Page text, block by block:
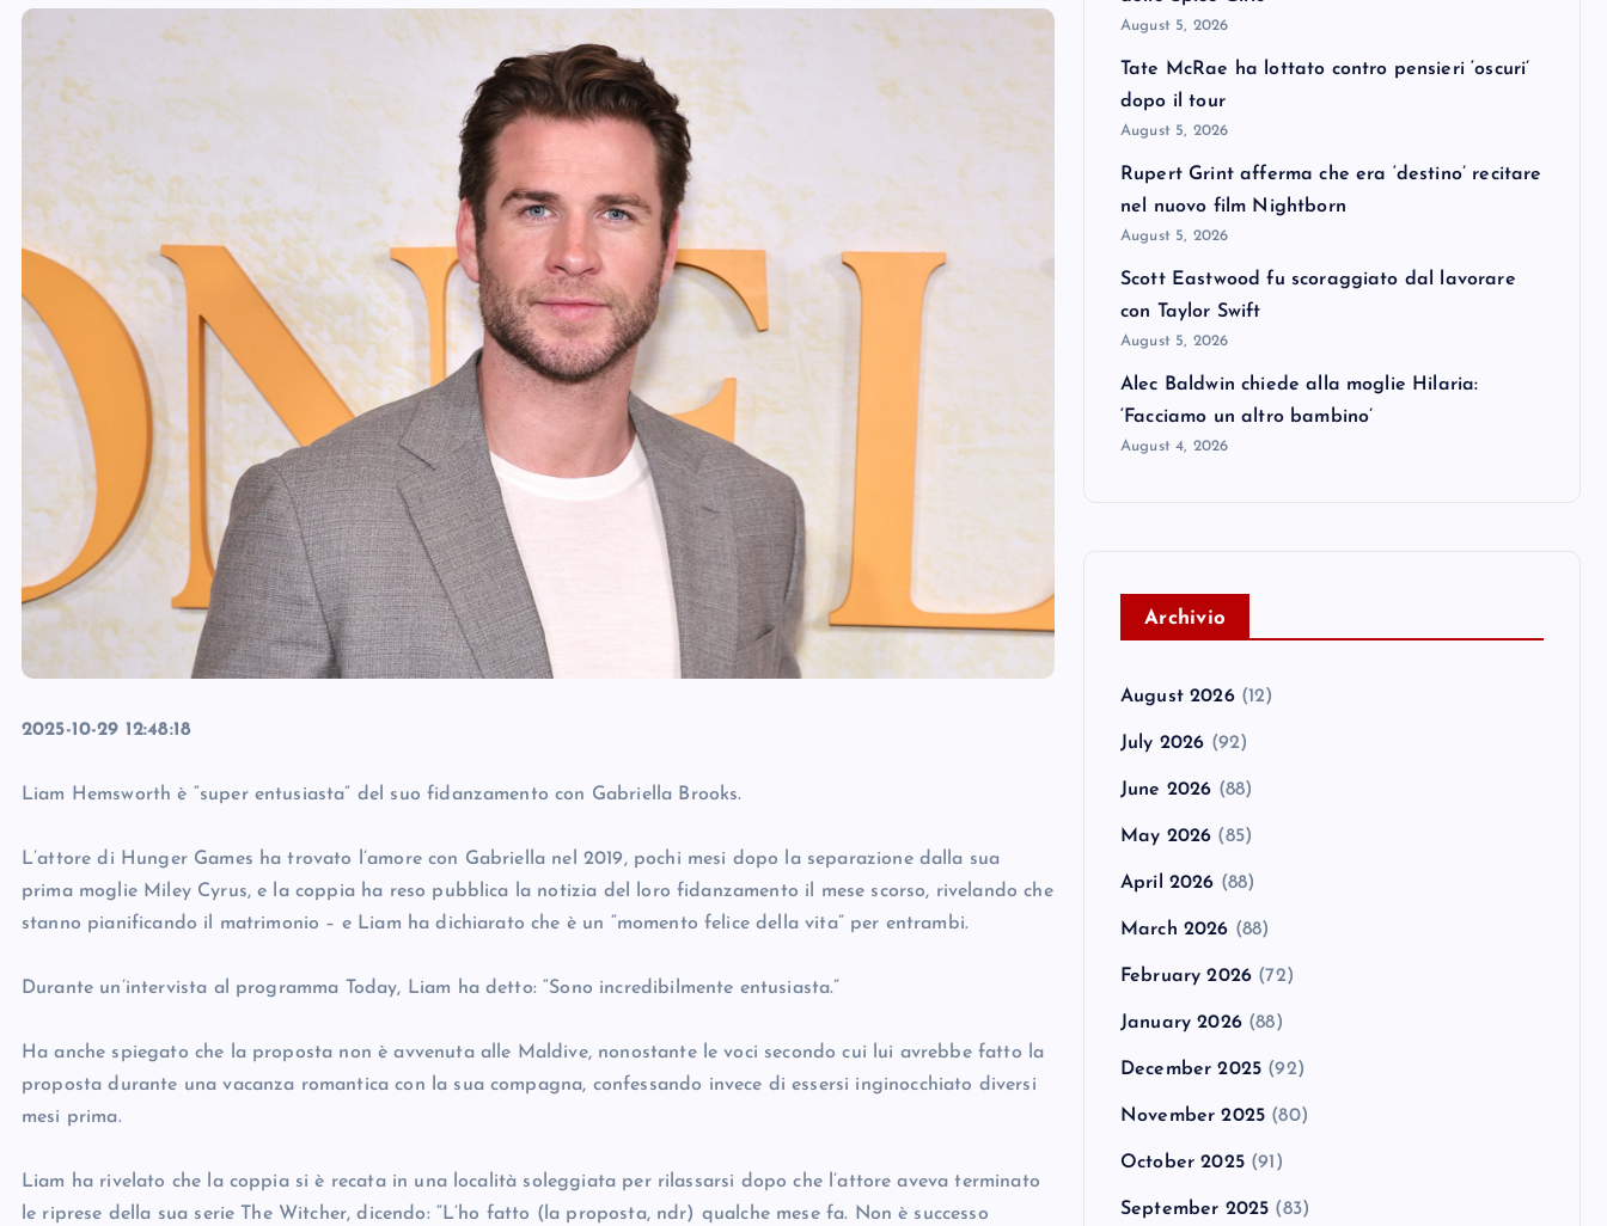
2025-10-29 12:48:18
Liam Hemsworth è “super entusiasta” del suo fidanzamento con Gabriella Brooks.
L’attore di Hunger Games ha trovato l’amore con Gabriella nel 2019, pochi mesi dopo la separazione dalla sua
prima moglie Miley Cyrus, e la coppia ha reso pubblica la notizia del loro fidanzamento il mese scorso, rivelando che
stanno pianificando il matrimonio – e Liam ha dichiarato che è un “momento felice della vita” per entrambi.
Durante un’intervista al programma Today, Liam ha detto: “Sono incredibilmente entusiasta.”
Ha anche spiegato che la proposta non è avvenuta alle Maldive, nonostante le voci secondo cui lui avrebbe fatto la
proposta durante una vacanza romantica con la sua compagna, confessando invece di essersi inginocchiato diversi
mesi prima.
Liam ha rivelato che la coppia si è recata in una località soleggiata per rilassarsi dopo che l’attore aveva terminato
le riprese della sua serie The Witcher, dicendo: “L’ho fatto (la proposta, ndr) qualche mese fa. Non è successo
August 5, 2026
Tate McRae ha lottato contro pensieri ‘oscuri’
dopo il tour
August 5, 2026
Rupert Grint afferma che era ‘destino’ recitare
nel nuovo film Nightborn
August 5, 2026
Scott Eastwood fu scoraggiato dal lavorare
con Taylor Swift
August 5, 2026
Alec Baldwin chiede alla moglie Hilaria:
‘Facciamo un altro bambino’
August 4, 2026
Archivio
August 2026(12)
July 2026 (92)
June 2026 (88)
May 2026 (85)
April 2026 (88)
March 2026 (88)
February 2026 (72)
January 2026(88)
December 2025 (92)
November 2025 (80)
October 2025(91)
September 2025 (83)